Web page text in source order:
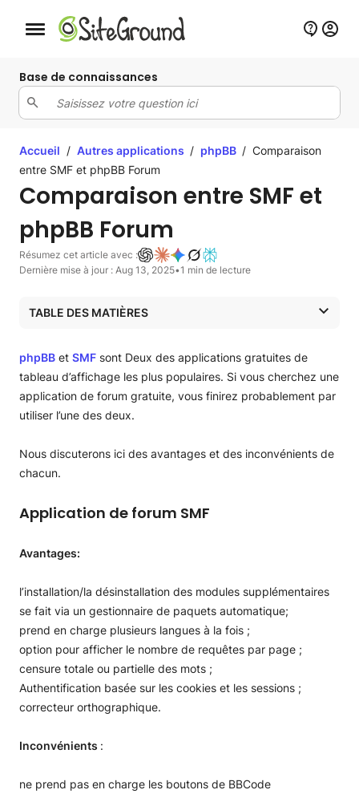
Bouton de navigation mobile
Base de connaissances
Accueil / Autres applications / phpBB / Comparaison
entre SMF et phpBB Forum
Comparaison entre SMF et
phpBB Forum
Résumez cet article avec :
Dernière mise à jour : Aug 13, 2025•1 min de lecture
TABLE DES MATIÈRES
Application de forum phpBB
phpBB et SMF sont Deux des applications gratuites de
tableau d’affichage les plus populaires. Si vous cherchez une
application de forum gratuite, vous finirez probablement par
utiliser l’une des deux.
Nous discuterons ici des avantages et des inconvénients de
chacun.
Application de forum SMF
Avantages:
l’installation/la désinstallation des modules supplémentaires
se fait via un gestionnaire de paquets automatique;
prend en charge plusieurs langues à la fois ;
option pour afficher le nombre de requêtes par page ;
censure totale ou partielle des mots ;
Authentification basée sur les cookies et les sessions ;
correcteur orthographique.
Inconvénients :
ne prend pas en charge les boutons de BBCode